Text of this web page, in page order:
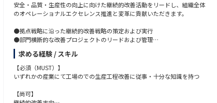
安全・品質・生産性の向上に向けた継続的改善活動をリードし、組織全体
のオペレーショナルエクセレンス推進と変革に貢献いただきます。
●拠点戦略に沿った継続的改善戦略の策定および実行
●部門横断的な改善プロジェクトのリードおよび管理
●改善プロジェクトリストの策定および安全性・品質・コスト・納期への
影響評価
●業務効率化に向けたプロセス・システム・ツールの導入
●戦略的プロジェクトの推進および成果の創出
●トレーニングやワークショップを通じた人材育成
求める経験 / スキル
【必須（MUST）】
いずれかの産業にて工場のでの生産工程改善に従事・十分な知識を持つ
【尚可】